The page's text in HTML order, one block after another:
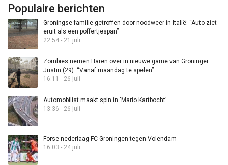
Populaire berichten
Groningse familie getroffen door noodweer in Italië: “Auto ziet
eruit als een poffertjespan”
22:54 - 21 juli
Zombies nemen Haren over in nieuwe game van Groninger
Justin (29): “Vanaf maandag te spelen”
16:11 - 26 juli
Automobilist maakt spin in ‘Mario Kartbocht’
13:36 - 26 juli
Forse nederlaag FC Groningen tegen Volendam
16:03 - 24 juli